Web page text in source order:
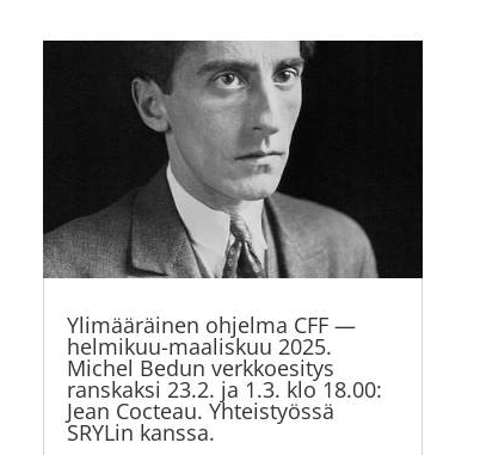
Ylimääräinen ohjelma CFF —
helmikuu-maaliskuu 2025.
Michel Bedun verkkoesitys
ranskaksi 23.2. ja 1.3. klo 18.00:
Jean Cocteau. Yhteistyössä
SRYLin kanssa.